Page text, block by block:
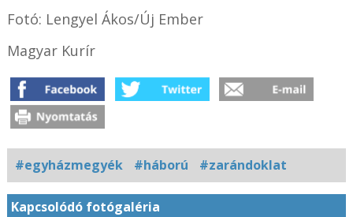
Fotó: Lengyel Ákos/Új Ember
Magyar Kurír
#egyházmegyék #háború #zarándoklat
Kapcsolódó fotógaléria